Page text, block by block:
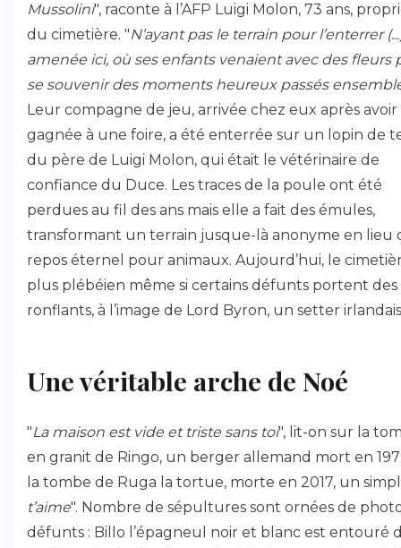
Mussolini", raconte à l’AFP Luigi Molon, 73 ans,
du cimetière. "N’ayant pas le terrain pour l’enterrer
amenée ici, où ses enfants venaient avec des fleurs
se souvenir des moments heureux passés
Leur compagne de jeu, arrivée chez eux après
gagnée à une foire, a été enterrée sur un lopin de
du père de Luigi Molon, qui était le vétérinaire de
confiance du Duce. Les traces de la poule ont été
perdues au fil des ans mais elle a fait des émules,
transformant un terrain jusque-là anonyme en lieu
repos éternel pour animaux. Aujourd’hui, le
plus plébéien même si certains défunts portent des
ronflants, à l’image de Lord Byron, un setter
Une véritable arche de Noé
"La maison est vide et triste sans toi", lit-on sur la
en granit de Ringo, un berger allemand mort en
la tombe de Ruga la tortue, morte en 2017, un
t’aime". Nombre de sépultures sont ornées de
défunts : Billo l’épagneul noir et blanc est entouré